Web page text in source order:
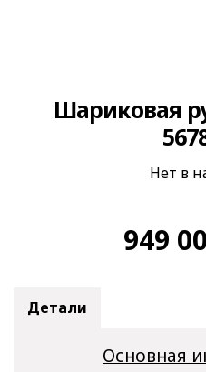
Шариковая
Нет в
949
Детали
Основная